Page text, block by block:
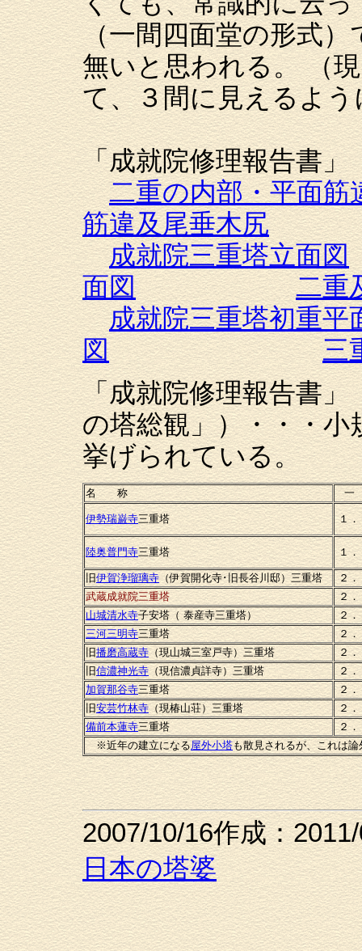
（一間四面堂の形式
無いと思われる。 （
て、３間に見えるよ
「成就院修理報告書
二重の内部・平面筋
筋違及尾垂木尻
成就院三重塔立面図
面図
二重
成就院三重塔初重平
図
三
「成就院修理報告書
の塔総観」）・・・
挙げられている。
名 称
伊勢瑞巌寺三重塔 １
陸奥普門寺三重塔 １
旧伊賀浄瑠璃寺 （伊賀開化寺･旧長谷川邸）三重塔
２．
武蔵成就院三重塔
２
山城清水寺子安塔（ 泰産寺三重塔）
２．
三河三明寺三重塔
２
旧播磨高蔵寺（現山城三室戸寺）三重塔
２．
旧信濃神光寺（現信濃貞詳寺）三重塔
２
加賀那谷寺三重塔
２．
旧安芸竹林寺（現椿山荘）三重塔
２．
備前本蓮寺三重塔
２
※近年の建立になる屋外小塔も散見されるが、これは
2007/10/16作成：
日本の塔婆